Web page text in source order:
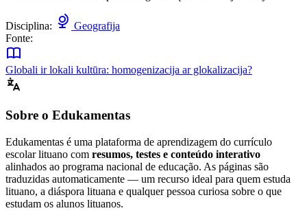
Disciplina:
Geografija
Fonte:
Globali ir lokali kultūra: homogenizacija ar glokalizacija?
Sobre o Edukamentas
Edukamentas é uma plataforma de aprendizagem do currículo
escolar lituano com resumos, testes e conteúdo interativo
alinhados ao programa nacional de educação. As páginas são
traduzidas automaticamente — um recurso ideal para quem estuda
lituano, a diáspora lituana e qualquer pessoa curiosa sobre o que
estudam os alunos lituanos.